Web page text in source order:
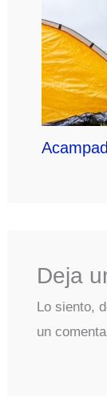
Deja
Lo siento,
un